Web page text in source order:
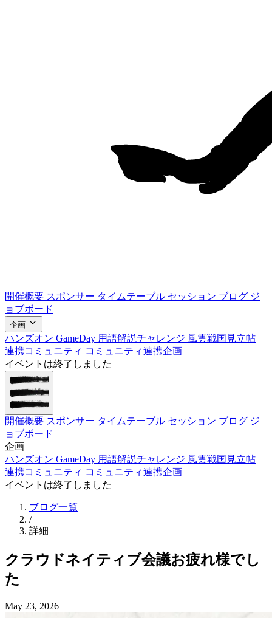
開催概要 スポンサー タイムテーブル セッション ブログ ジ
ョブボード
企画
ハンズオン GameDay 用語解説チャレンジ 風雲戦国見立帖
連携コミュニティ コミュニティ連携企画
イベントは終了しました
開催概要 スポンサー タイムテーブル セッション ブログ ジ
ョブボード
企画
ハンズオン GameDay 用語解説チャレンジ 風雲戦国見立帖
連携コミュニティ コミュニティ連携企画
イベントは終了しました
ブログ一覧
/
詳細
クラウドネイティブ会議お疲れ様でし
た
May 23, 2026